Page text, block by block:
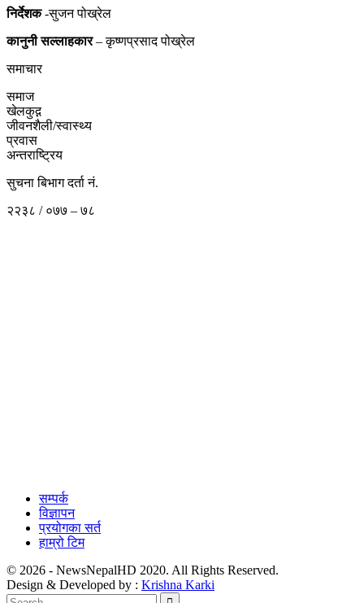
निर्देशक-सुजन पोख्रेल
कानुनी सल्लाहकार– कृष्णप्रसाद पोख्रेल
समाचार
समाज
खेलकुद़़
जीवनशैली/स्वास्थ्य
प्रवास
अन्तराष्ट्रिय
सुचना बिभाग दर्ता नं.
२२३८ / ०७७ – ७८
सम्पर्क
विज्ञापन
प्रयोगका सर्त
हाम्रो टिम
© 2026 - NewsNepalHD 2020. All Rights Reserved.
Design & Developed by : Krishna Karki